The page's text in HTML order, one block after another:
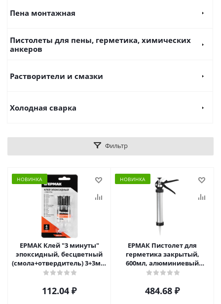
Пена монтажная
Пистолеты для пены, герметика, химических
анкеров
Растворители и смазки
Холодная сварка
Фильтр
НОВИНКА
ЕРМАК Клей "3 минуты"
эпоксидный, бесцветный
(смола+отвердитель) 3+3мл,
в шприце
112.04 ₽
НОВИНКА
ЕРМАК Пистолет для
герметика закрытый,
600мл, алюминиевый
корпус
484.68 ₽